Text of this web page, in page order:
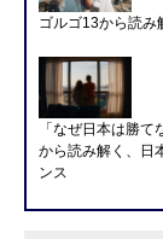
ゴルゴ13から読み
「なぜ日本は勝
から読み解く、日
ンス